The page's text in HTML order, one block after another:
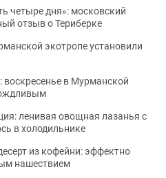
четыре дня»: московский
отзыв о Териберке
экотропе установили
в Мурманской
ленивая овощная лазанья с
в холодильнике
из кофейни: эффектно
нашествием